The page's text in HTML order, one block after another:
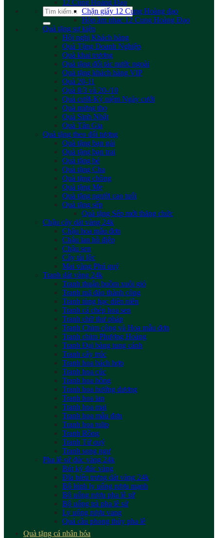
Tìm
kiếm:
12 Cung Hoàng Đạo
Chặn giấy 12 Cung Hoàng đạo
Hộp âm nhac 12 Cung Hoàng Đạo
Quà tặng sự kiện
Hội nghị Khách hàng
Quà Tặng Doanh Nghiệp
Quà khai trương
Quà tặng đối tác nước ngoài
Quà tặng khách hàng VIP
Quà 20-11
Quà 8/3 và 20-/10
Quà cưới-Kỷ niệm Ngày cưới
Quà mừng thọ
Quà Sinh Nhật
Quà Tân Gia
Quà tặng theo đối tượng
Quà tặng bạn gái
Quà tặng bạn trai
Quà tặng bé
Quà tặng Cha
Quà tặng chồng
Quà tặng Mẹ
Quà tặng người cao tuổi
Quà tặng sếp
Quà tặng Sếp mới thăng chức
Chậu cây dát vàng 24k
Chậu hoa mẫu đơn
Chậu lan hồ điệp
Chậu sen
Cây tài lộc
Mai vàng Phú quý
Tranh dát vàng 24k
Tranh thuận buồm xuôi gió
Tranh mã đáo thành công
Tranh tùng hạc diên niên
Tranh cá chép hoa sen
Tranh chữ thư pháp
Tranh Chim công và Hoa mẫu đơn
Tranh chim Phượng Hoàng
Tranh Đại bàng tung cánh
Tranh cây trúc
Tranh hoa bách hợp
Tranh hoa cúc
Tranh hoa hồng
Tranh hoa hướng dương
Tranh hoa lan
Tranh hoa mai
Tranh hoa mẫu đơn
Tranh hoa tulip
Tranh Rồng
Tranh Tứ quý
Tranh song ngư
Pha lê sứ đúc vàng 24k
Bút ký đúc vàng
Đĩa biểu trưng dát vàng 24k
Bộ bình ly uống rượu mạnh
Bộ uống rượu pha lê sứ
Bộ uống trà pha lê sứ
Ly uống rượu vang
Quả cầu phong thủy pha lê
Quà tặng cá nhân hóa